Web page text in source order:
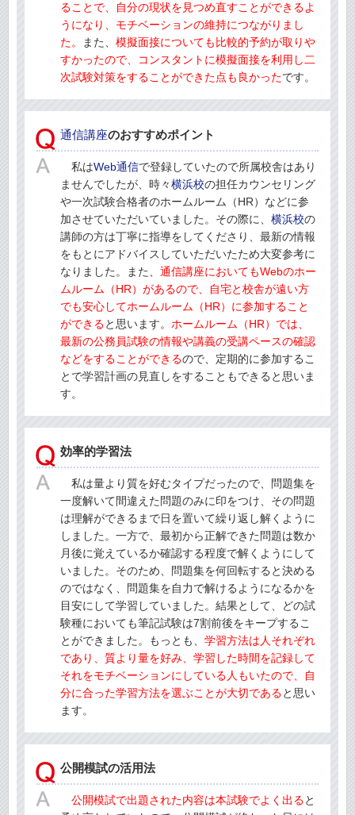
ることで、自分の現状を見つめ直すことができるよ
うになり、モチベーションの維持につながりまし
た。
また、 模擬面接についても比較的予約が取りや
すかったので、コンスタントに模擬面接を利用し二
次試験対策をすることができた点も良かったです。
通信講座のおすすめポイント
私はWeb通信で登録していたので所属校舎はあり
ませんでしたが、時々横浜校の担任カウンセリング
や一次試験合格者のホームルーム（HR）などに参
加させていただいていました。その際に、 横浜校の
講師の方は丁寧に指導をしてくださり、最新の情報
をもとにアドバイスしていただいたため大変参考に
なりました。また、 通信講座においてもWebのホー
ムルーム（HR）があるので、自宅と校舎が遠い方
でも安心してホームルーム（HR）に参加すること
ができると思います。 ホームルーム（HR）では、
最新の公務員試験の情報や講義の受講ペースの確認
などをすることができるので、定期的に参加するこ
とで学習計画の見直しをすることもできると思いま
す。
効率的学習法
私は量より質を好むタイプだったので、問題集を
一度解いて間違えた問題のみに印をつけ、その問題
は理解ができるまで日を置いて繰り返し解くように
しました。一方で、最初から正解できた問題は数か
月後に覚えているか確認する程度で解くようにして
いました。そのため、問題集を何回転すると決める
のではなく、問題集を自力で解けるようになるかを
目安にして学習していました。結果として、どの試
験種においても筆記試験は7割前後をキープするこ
とができました。もっとも、 学習方法は人それぞれ
であり、質より量を好み、学習した時間を記録して
それをモチベーションにしている人もいたので、自
分に合った学習方法を選ぶことが大切であると思い
ます。
公開模試の活用法
公開模試で出題された内容は本試験でよく出ると